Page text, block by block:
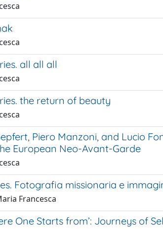
all all all
the return of beauty
Piero Manzoni, and Lucio
European Neo-Avant-Garde
Fotografia missionaria e
Francesca
One Starts from’: Journeys of